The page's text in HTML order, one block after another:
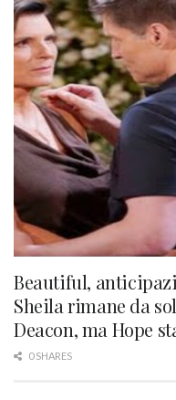
Beautiful,
Sheila rimane da
Deacon, ma Hope
0 SHARES